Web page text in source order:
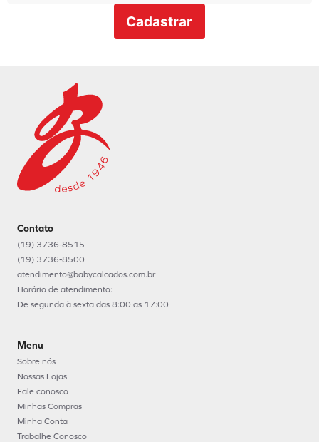
Cadastrar
Contato
(19) 3736-8515
(19) 3736-8500
atendimento@babycalcados.com.br
Horário de atendimento:
De segunda à sexta das 8:00 as 17:00
Menu
Sobre nós
Nossas Lojas
Fale conosco
Minhas Compras
Minha Conta
Trabalhe Conosco